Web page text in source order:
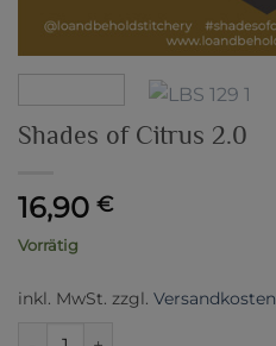
Shades of Citrus 2.0
16,90 €
Vorrätig
inkl. MwSt. zzgl. Versandkosten
Shades of Citrus 2.0 Menge